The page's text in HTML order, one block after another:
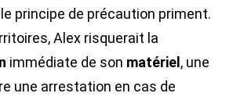
principe de précaution priment.
Alex risquerait la
immédiate de son matériel , une
une arrestation en cas de